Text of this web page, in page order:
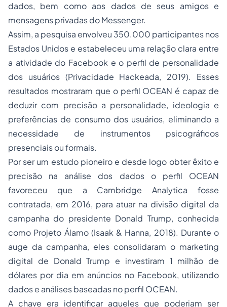
dados, bem como aos dados de seus amigos e
mensagens privadas do Messenger.
Assim, a pesquisa envolveu 350.000 participantes nos
Estados Unidos e estabeleceu uma relação clara entre
a atividade do Facebook e o perfil de personalidade
dos usuários (Privacidade Hackeada, 2019). Esses
resultados mostraram que o perfil OCEAN é capaz de
deduzir com precisão a personalidade, ideologia e
preferências de consumo dos usuários, eliminando a
necessidade de instrumentos psicográficos
presenciais ou formais.
Por ser um estudo pioneiro e desde logo obter êxito e
precisão na análise dos dados o perfil OCEAN
favoreceu que a Cambridge Analytica fosse
contratada, em 2016, para atuar na divisão digital da
campanha do presidente Donald Trump, conhecida
como Projeto Álamo (Isaak & Hanna, 2018). Durante o
auge da campanha, eles consolidaram o marketing
digital de Donald Trump e investiram 1 milhão de
dólares por dia em anúncios no Facebook, utilizando
dados e análises baseadas no perfil OCEAN.
A chave era identificar aqueles que poderiam ser